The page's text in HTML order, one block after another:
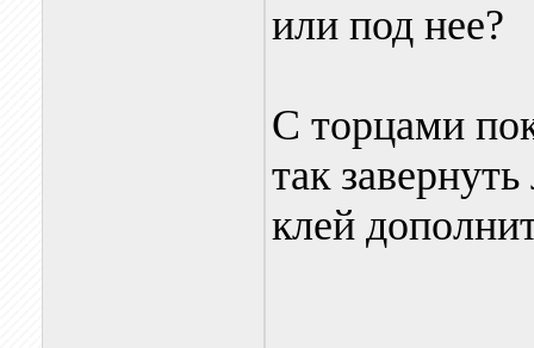
или под нее?
С торцами
так
клей